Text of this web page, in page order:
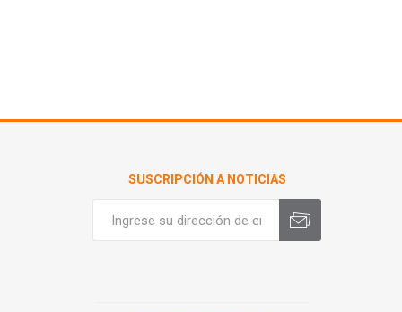
SUSCRIPCIÓN A NOTICIAS